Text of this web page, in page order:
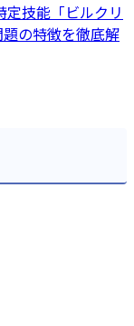
定技能「ビルクリ
の特徴を徹底解